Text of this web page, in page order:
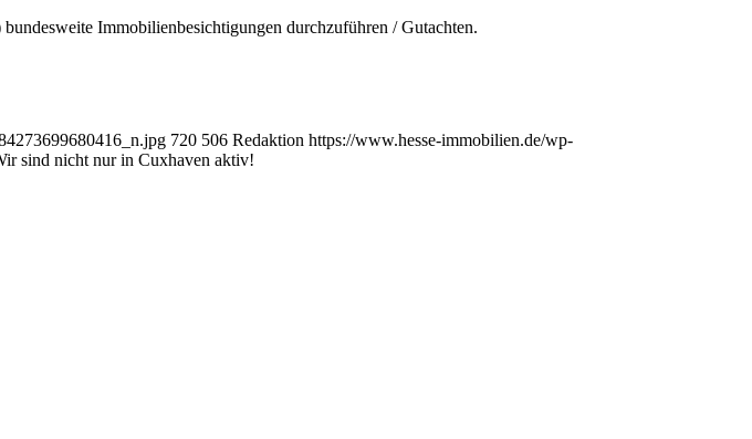
Immobilienbesichtigungen durchzuführen / Gutachten.
720 506 Redaktion https://www.hesse-immobilien.de/wp-
sind nicht nur in Cuxhaven aktiv!